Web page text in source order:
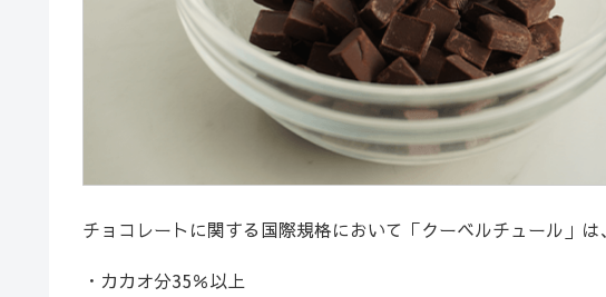
チョコレートに関する国際規格において「クーベルチュール」は、
・カカオ分35％以上